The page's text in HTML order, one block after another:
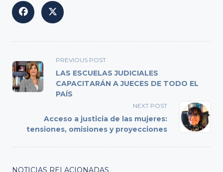
<span
class="nav-
subtitle
screen-
text">Page</span>
PREVIOUS POST
LAS ESCUELAS JUDICIALES
CAPACITARÁN A JUECES DE TODO EL
PAÍS
NEXT POST
Acceso a justicia de las mujeres:
tensiones, omisiones y proyecciones
NOTICIAS RELACIONADAS